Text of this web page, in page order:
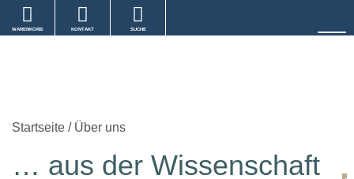
WARENKORB KONTAKT SUCHE
Startseite / Über uns
… aus der Wissenschaft